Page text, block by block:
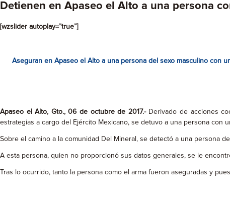
Detienen en Apaseo el Alto a una persona
[wzslider autoplay=”true”]
Aseguran en Apaseo el Alto a una persona del sexo masculino con
Apaseo el Alto, Gto., 06 de octubre de 2017.-Derivado de acciones
estrategias a cargo del Ejército Mexicano, se detuvo a una persona con
Sobre el camino a la comunidad Del Mineral, se detectó a una persona
A esta persona, quien no proporcionó sus datos generales, se le
Tras lo ocurrido, tanto la persona como el arma fueron aseguradas y